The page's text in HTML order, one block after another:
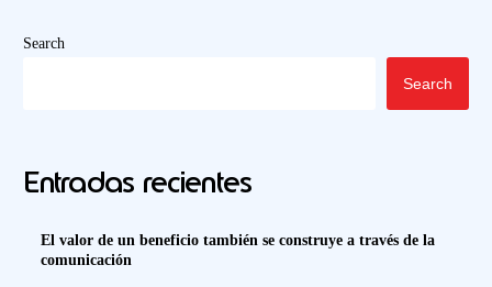
Search
Search
Entradas recientes
El valor de un beneficio también se construye a través de la
comunicación